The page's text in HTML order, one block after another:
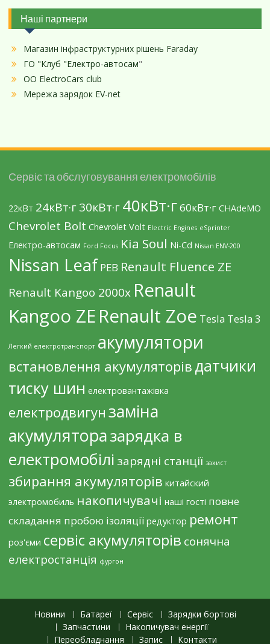
Наші партнери
Магазин інфраструктурних рішень Faraday
ГО "Клуб "Електро-автосам"
ОО ElectroCars club
Мережа зарядок EV-net
Сервіс та обслуговування електромобілів
22кВт 24кВт·г30кВт·г40кВт·г60кВт·г CHAdeMO
Chevrolet Bolt Chevrolet Volt Electric Engines eSprinter
Eлектро-автосам Ford Focus Kia Soul Ni-Cd Nissan ENV-200
Nissan LeafPEB Renault Fluence ZE
Renault Kangoo 2000х Renault
Kangoo ZE Renault Zoe Tesla Tesla 3
Легкий електротранспорт акумулятори
встановлення акумуляторів датчики
тиску шин електровантажівка
електродвигун заміна
акумуляторазарядка в
електромобілі зарядні станції захист
збирання акумуляторів китайский
электромобиль накопичувачі наші гості повне
складання пробою ізоляції редуктор ремонт
роз'єми сервіс акумуляторів сонячна
електростанція фургон
Новини Батареї Сервіс
Зарядки бортові
Запчастини
Накопичувач енергії
Переобладнання
Запис Контакти